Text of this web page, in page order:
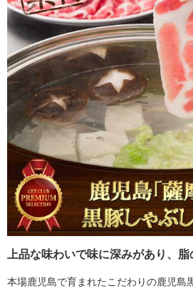
上品な味わいで味に深みがあり、
本場鹿児島で育まれたこだわりの鹿児島